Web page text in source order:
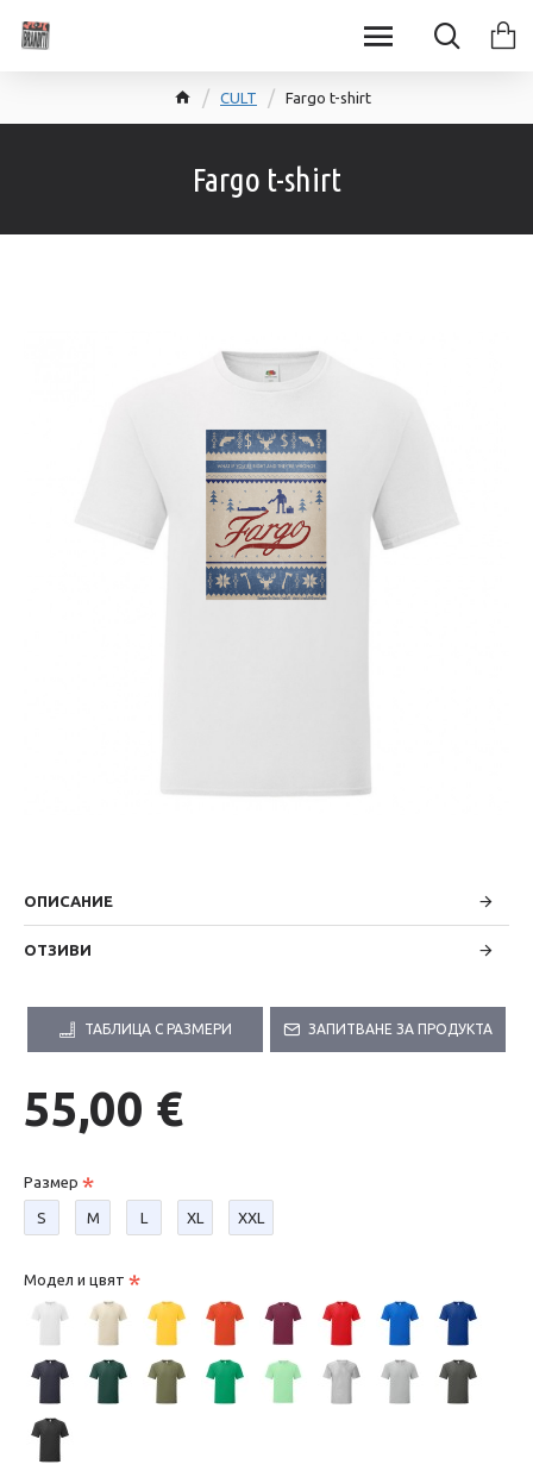
CULT Fargo t-shirt
Fargo t-shirt
ОПИСАНИЕ
ОТЗИВИ
ТАБЛИЦА С РАЗМЕРИ ЗАПИТВАНЕ ЗА ПРОДУКТА
55,00 €
Размер
S М L XL XXL
Модел и цвят